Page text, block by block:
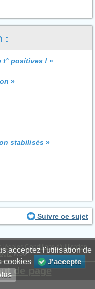
:
t° positives ! »
»
stabilisés »
Suivre ce sujet
légales Conditions d'utilisation
WS6
de page
acceptez l'utilisation de
cookies
J'accepte